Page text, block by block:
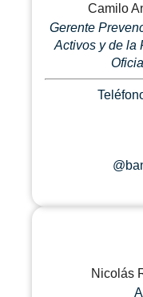
Camilo
Gerente
Activos y de la
Nicolás